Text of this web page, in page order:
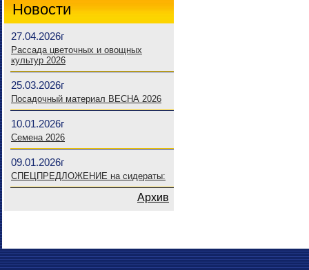
Новости
27.04.2026г
Рассада цветочных и овощных
культур 2026
25.03.2026г
Посадочный материал ВЕСНА 2026
10.01.2026г
Семена 2026
09.01.2026г
СПЕЦПРЕДЛОЖЕНИЕ на сидераты:
Архив